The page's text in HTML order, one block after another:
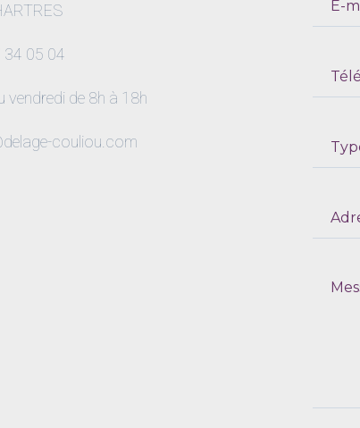
34 05 04
vendredi de 8h à 18h
couliou.com